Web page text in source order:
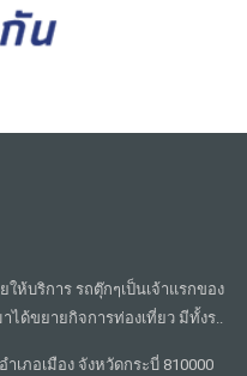
ห้บริการ รถตุ๊กๆเป็นเจ้าแรกของ
ได้ขยายกิจการท่องเที่ยว มีทั้งร..
เภอเมือง จังหวัดกระบี่ 810000